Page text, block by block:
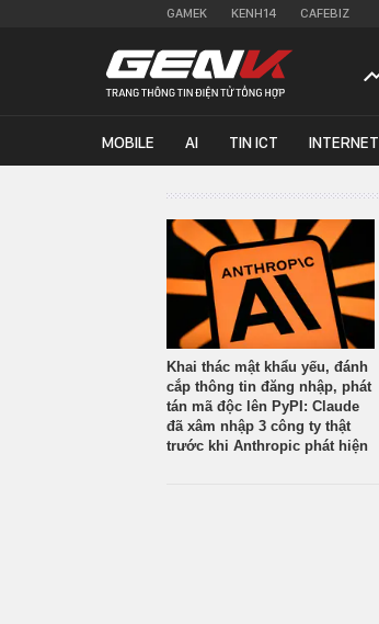
GAMEK KENH14 CAFEBIZ
MOBILE AI TIN ICT INTERNET
Khai thác mật khẩu yếu, đánh
cắp thông tin đăng nhập, phát
tán mã độc lên PyPI: Claude
đã xâm nhập 3 công ty thật
trước khi Anthropic phát hiện